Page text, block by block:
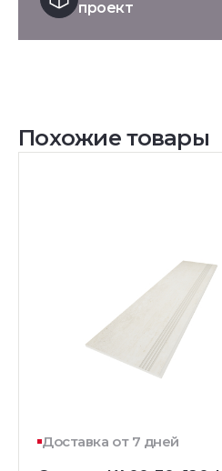
проект
Похожие товары
Доставка от 7 дней